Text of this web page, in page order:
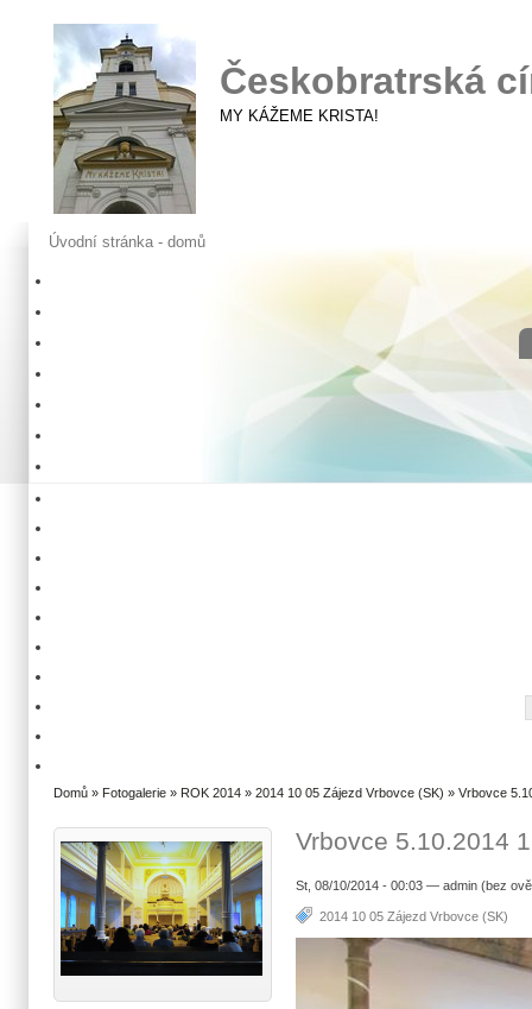
Českobratrská
MY KÁŽEME KRISTA!
Úvodní stránka - domů
Domů » Fotogalerie » ROK 2014 » 2014 10 05 Zájezd Vrbovce (SK) » Vrbovce
Vrbovce 5.10.2014
St, 08/10/2014 - 00:03 — admin (bez
2014 10 05 Zájezd Vrbovce (SK)